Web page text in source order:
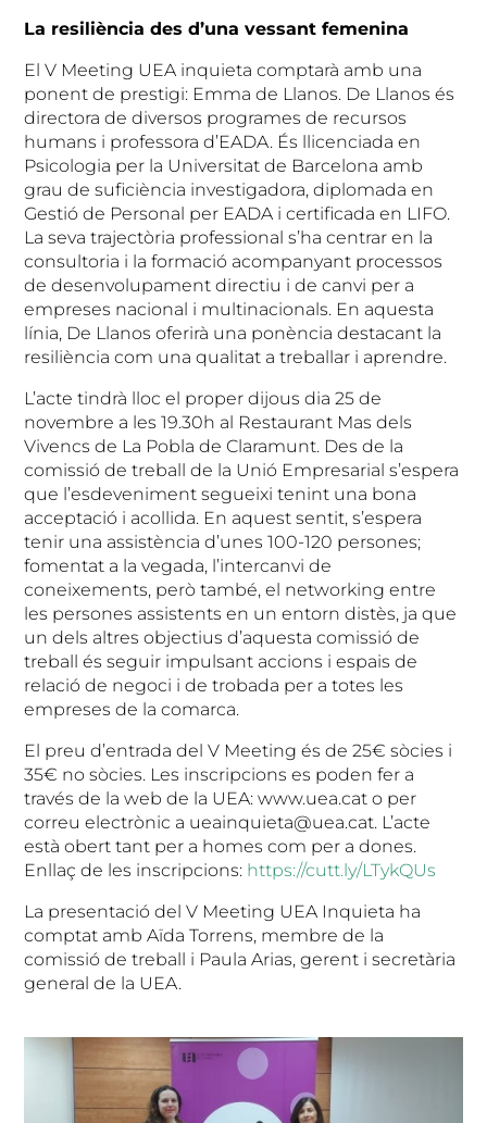
La resiliència des d’una vessant femenina
El V Meeting UEA inquieta comptarà amb una
ponent de prestigi: Emma de Llanos. De Llanos és
directora de diversos programes de recursos
humans i professora d’EADA. És llicenciada en
Psicologia per la Universitat de Barcelona amb
grau de suficiència investigadora, diplomada en
Gestió de Personal per EADA i certificada en LIFO.
La seva trajectòria professional s’ha centrar en la
consultoria i la formació acompanyant processos
de desenvolupament directiu i de canvi per a
empreses nacional i multinacionals. En aquesta
línia, De Llanos oferirà una ponència destacant la
resiliència com una qualitat a treballar i aprendre.
L’acte tindrà lloc el proper dijous dia 25 de
novembre a les 19.30h al Restaurant Mas dels
Vivencs de La Pobla de Claramunt. Des de la
comissió de treball de la Unió Empresarial s’espera
que l’esdeveniment segueixi tenint una bona
acceptació i acollida. En aquest sentit, s’espera
tenir una assistència d’unes 100-120 persones;
fomentat a la vegada, l’intercanvi de
coneixements, però també, el networking entre
les persones assistents en un entorn distès, ja que
un dels altres objectius d’aquesta comissió de
treball és seguir impulsant accions i espais de
relació de negoci i de trobada per a totes les
empreses de la comarca.
El preu d’entrada del V Meeting és de 25€ sòcies i
35€ no sòcies. Les inscripcions es poden fer a
través de la web de la UEA: www.uea.cat o per
correu electrònic a ueainquieta@uea.cat. L’acte
està obert tant per a homes com per a dones.
Enllaç de les inscripcions: https://cutt.ly/LTykQUs
La presentació del V Meeting UEA Inquieta ha
comptat amb Aïda Torrens, membre de la
comissió de treball i Paula Arias, gerent i secretària
general de la UEA.